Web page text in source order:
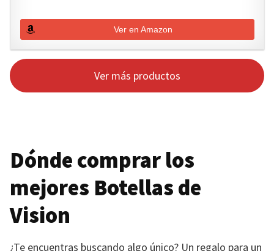
Ver en Amazon
Ver más productos
Dónde comprar los
mejores Botellas de
Vision
¿Te encuentras buscando algo único? Un regalo para un